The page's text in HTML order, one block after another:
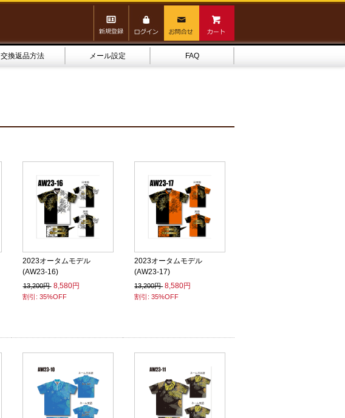
交換返品方法 メール設定 FAQ
2023オータムモデル
(AW23-16)
13,200円 8,580円
割引: 35%OFF
2023オータムモデル
(AW23-17)
13,200円 8,580円
割引: 35%OFF